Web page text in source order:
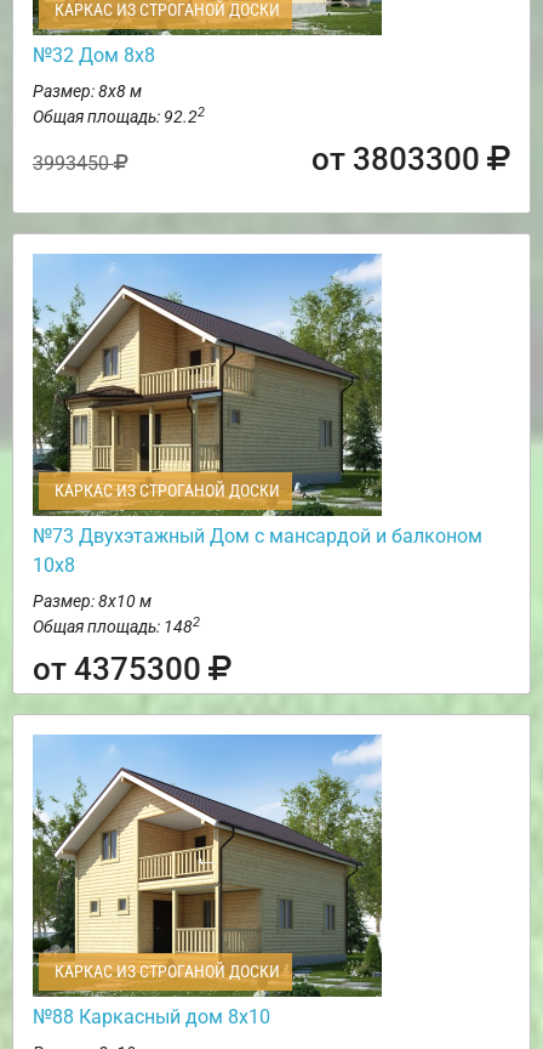
КАРКАС ИЗ СТРОГАНОЙ ДОСКИ
№32 Дом 8х8
Размер: 8х8 м
Общая площадь: 92.22
3993450 от 3803300
КАРКАС ИЗ СТРОГАНОЙ ДОСКИ
№73 Двухэтажный Дом с мансардой и балконом
10х8
Размер: 8х10 м
Общая площадь: 1482
от 4375300
КАРКАС ИЗ СТРОГАНОЙ ДОСКИ
№88 Каркасный дом 8х10